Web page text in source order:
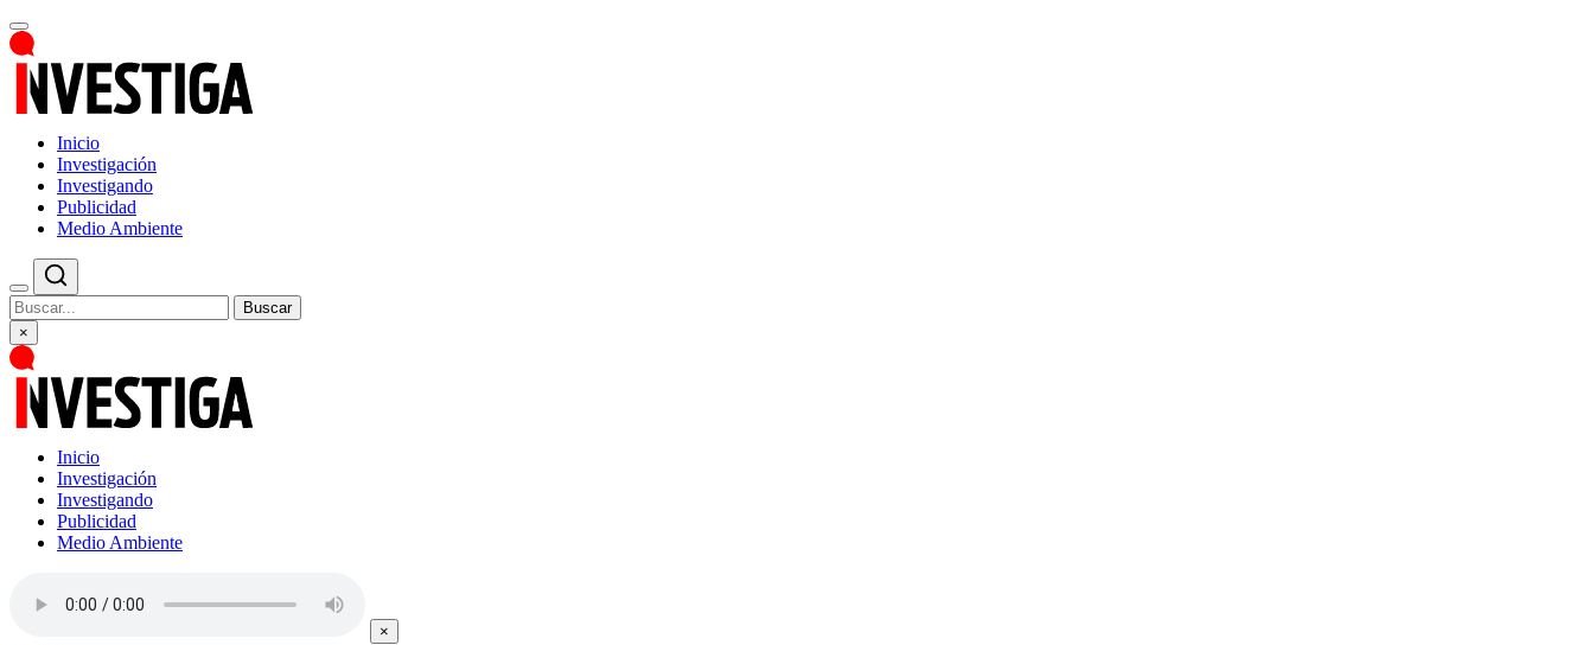
Inicio
Investigación
Investigando
Publicidad
Medio Ambiente
Buscar
×
Inicio
Investigación
Investigando
Publicidad
Medio Ambiente
×